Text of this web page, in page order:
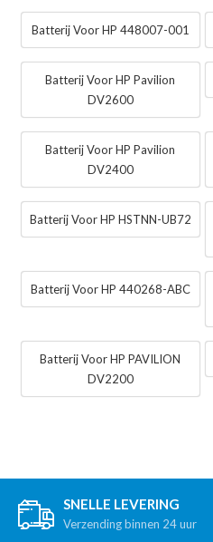
Batterij Voor HP 448007-001
Batterij Voor HP Pavilion
DV2600
Batterij Voor HP Pavilion
DV2400
Batterij Voor HP HSTNN-UB72
Batterij Voor HP 440268-ABC
Batterij Voor HP PAVILION
DV2200
SNELLE LEVERING
Verzending binnen 24 uur